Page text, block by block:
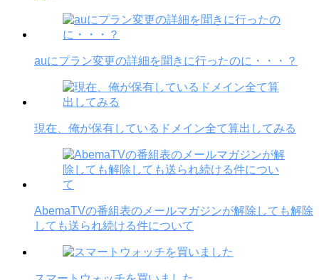
auにプラン変更の詳細を聞きに行ったのに・・・？
現在、俺が保有しているドメイン全て算出してみる
AbemaTVの番組表のメールマガジンが解除しても解除
しても送られ続ける件について